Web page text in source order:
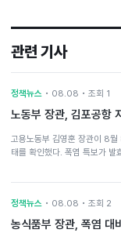
관련 기사
정책뉴스 • 08.08 • 조회 1
노동부 장관, 김포공항
고용노동부 김영훈 장관이 8
태를 확인했다. 폭염 특보가 발
정책뉴스 • 08.08 • 조회 2
농식품부 장관, 폭염 대